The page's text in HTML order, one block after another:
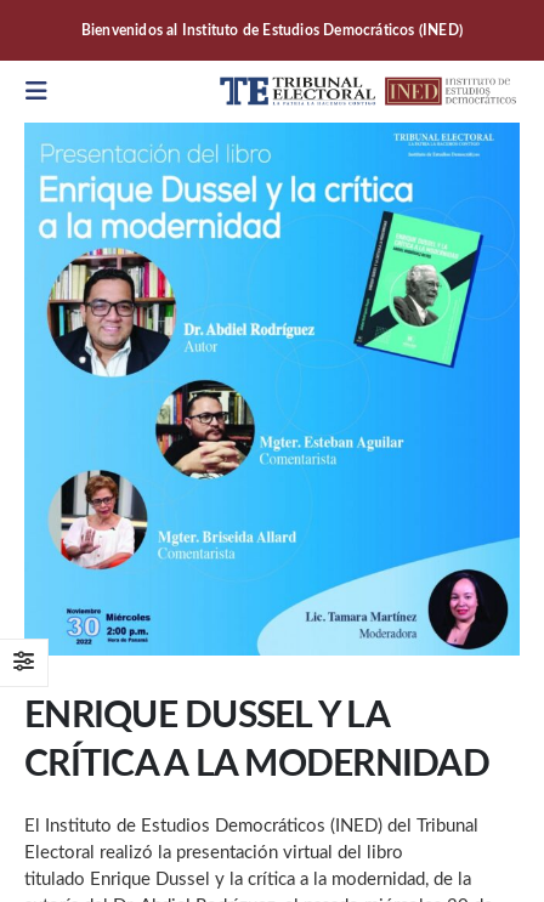
Bienvenidos al Instituto de Estudios Democráticos (INED)
ENRIQUE DUSSEL Y LA
CRÍTICA A LA MODERNIDAD
El Instituto de Estudios Democráticos (INED) del Tribunal
Electoral realizó la presentación virtual del libro
titulado Enrique Dussel y la crítica a la modernidad, de la